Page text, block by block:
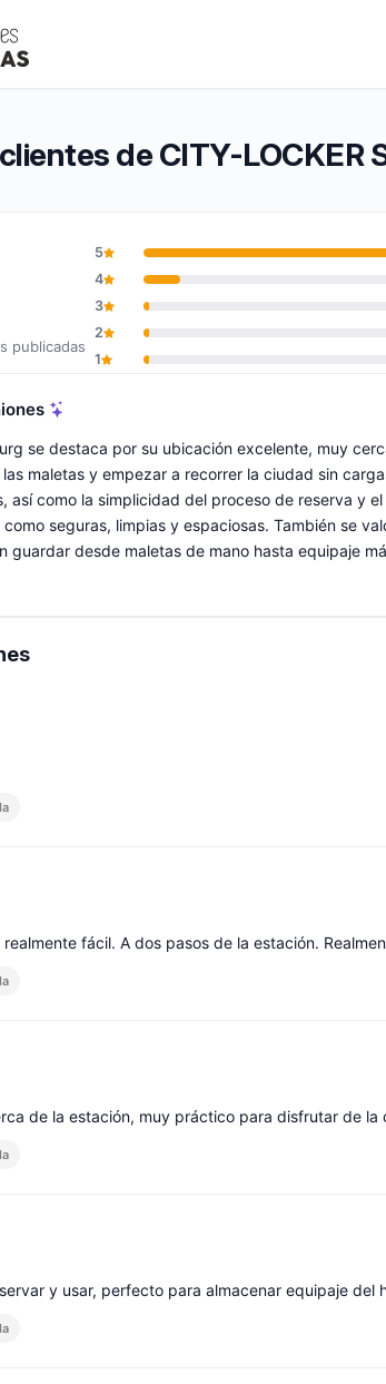
10
de CITY-LOCKER
9,7 de 10
publicadas
5
4
3
2
1
se destaca por su ubicación excelente, muy
maletas y empezar a recorrer la ciudad sin
así como la simplicidad del proceso de reserva y
seguras, limpias y espaciosas. También se
guardar desde maletas de mano hasta equipaje
fácil. A dos pasos de la estación.
de la estación, muy práctico para disfrutar de la
y usar, perfecto para almacenar equipaje del